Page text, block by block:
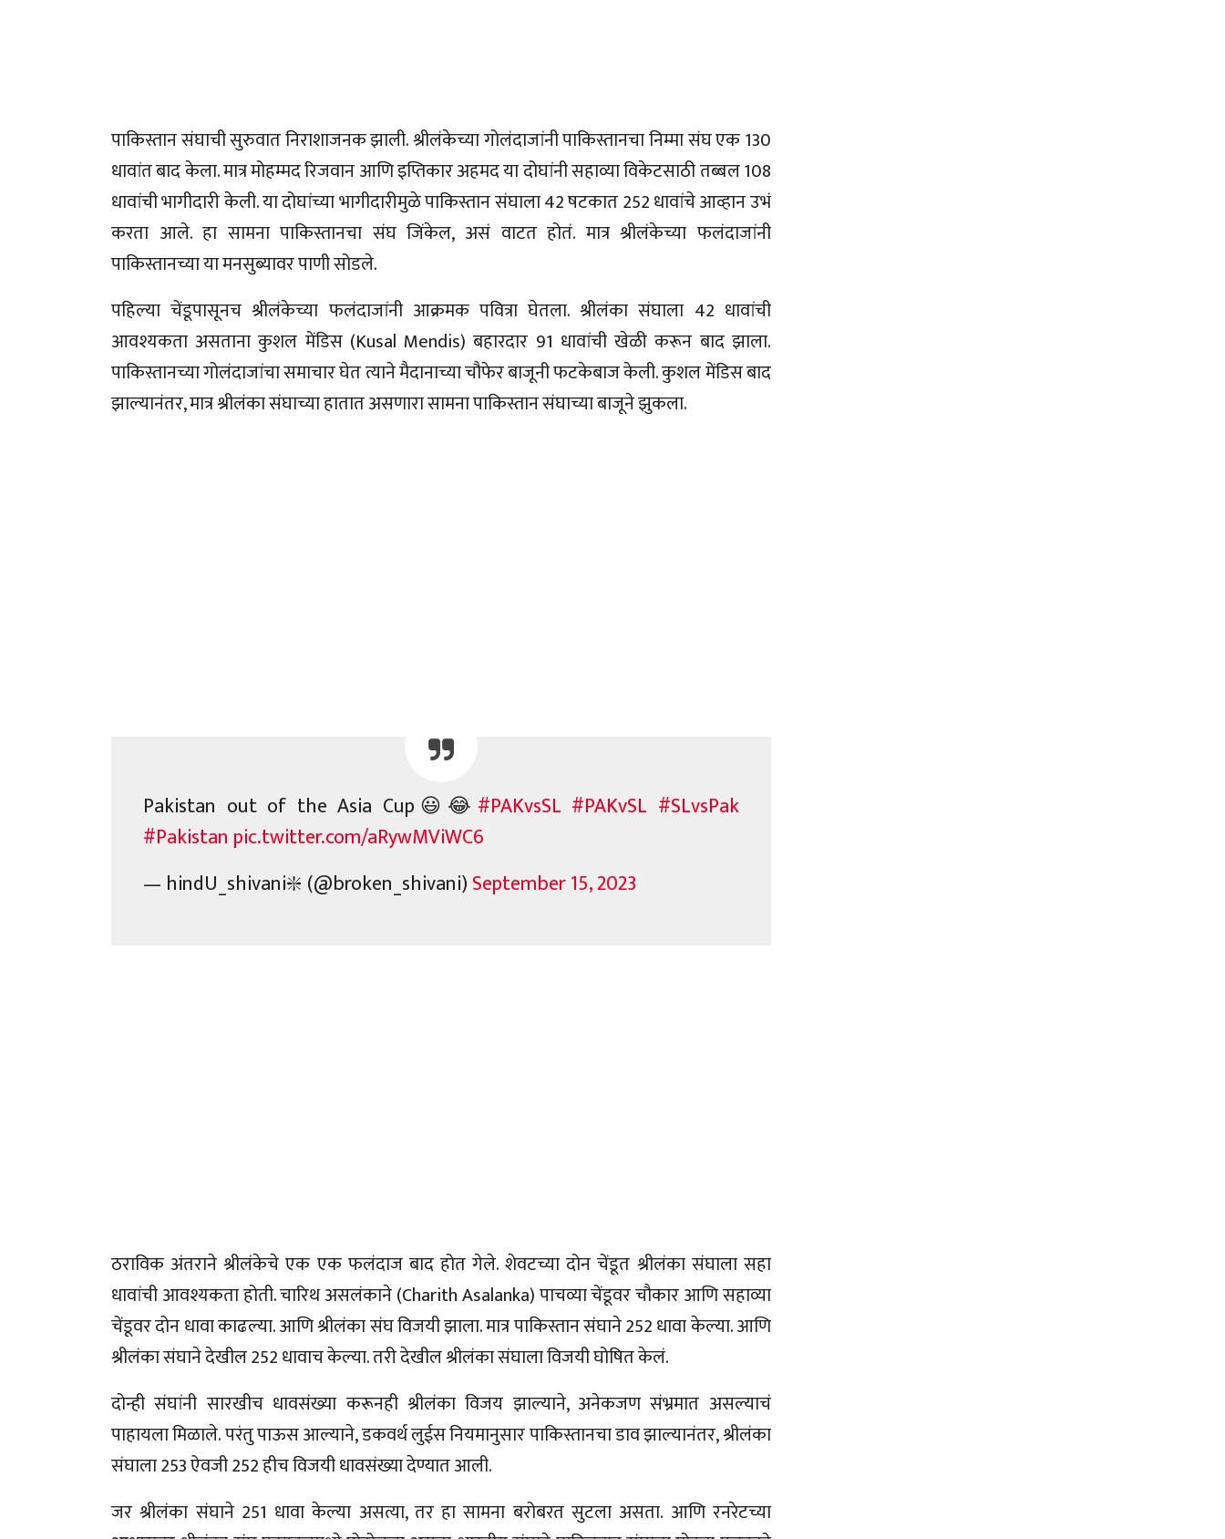
पाकिस्तान संघाची सुरुवात निराशाजनक झाली. श्रीलंकेच्या गोलंदाजांनी पाकिस्तानचा निम्मा संघ एक 130
धावांत बाद केला. मात्र मोहम्मद रिजवान आणि इप्तिकार अहमद या दोघांनी सहाव्या विकेटसाठी तब्बल 108
धावांची भागीदारी केली. या दोघांच्या भागीदारीमुळे पाकिस्तान संघाला 42 षटकात 252 धावांचे आव्हान उभं
करता आले. हा सामना पाकिस्तानचा संघ जिंकेल, असं वाटत होतं. मात्र श्रीलंकेच्या फलंदाजांनी
पाकिस्तानच्या या मनसुब्यावर पाणी सोडले.
पहिल्या चेंडूपासूनच श्रीलंकेच्या फलंदाजांनी आक्रमक पवित्रा घेतला. श्रीलंका संघाला 42 धावांची
आवश्यकता असताना कुशल मेंडिस (Kusal Mendis) बहारदार 91 धावांची खेळी करून बाद झाला.
पाकिस्तानच्या गोलंदाजांचा समाचार घेत त्याने मैदानाच्या चौफेर बाजूनी फटकेबाज केली. कुशल मेंडिस बाद
झाल्यानंतर, मात्र श्रीलंका संघाच्या हातात असणारा सामना पाकिस्तान संघाच्या बाजूने झुकला.
Pakistan out of the Asia Cup😃😂 #PAKvsSL #PAKvSL #SLvsPak
#Pakistan pic.twitter.com/aRywMViWC6
— hindU_shivani❇️ (@broken_shivani)September 15, 2023
ठराविक अंतराने श्रीलंकेचे एक एक फलंदाज बाद होत गेले. शेवटच्या दोन चेंडूत श्रीलंका संघाला सहा
धावांची आवश्यकता होती. चारिथ असलंकाने (Charith Asalanka) पाचव्या चेंडूवर चौकार आणि सहाव्या
चेंडूवर दोन धावा काढल्या. आणि श्रीलंका संघ विजयी झाला. मात्र पाकिस्तान संघाने 252 धावा केल्या. आणि
श्रीलंका संघाने देखील 252 धावाच केल्या. तरी देखील श्रीलंका संघाला विजयी घोषित केलं.
दोन्ही संघांनी सारखीच धावसंख्या करूनही श्रीलंका विजय झाल्याने, अनेकजण संभ्रमात असल्याचं
पाहायला मिळाले. परंतु पाऊस आल्याने, डकवर्थ लुईस नियमानुसार पाकिस्तानचा डाव झाल्यानंतर, श्रीलंका
संघाला 253 ऐवजी 252 हीच विजयी धावसंख्या देण्यात आली.
जर श्रीलंका संघाने 251 धावा केल्या असत्या, तर हा सामना बरोबरत सुटला असता. आणि रनरेटच्या